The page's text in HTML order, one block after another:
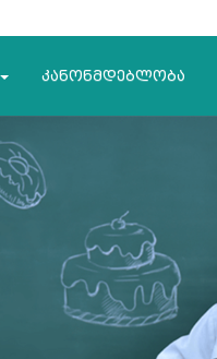
კანონმდებლობა